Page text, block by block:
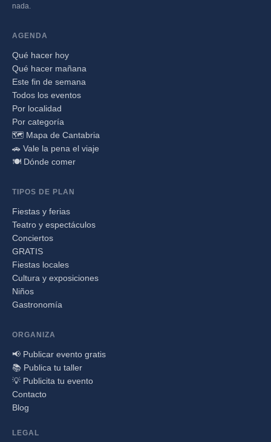
nada.
AGENDA
Qué hacer hoy
Qué hacer mañana
Este fin de semana
Todos los eventos
Por localidad
Por categoría
🗺️ Mapa de Cantabria
🚗 Vale la pena el viaje
🍽️ Dónde comer
TIPOS DE PLAN
Fiestas y ferias
Teatro y espectáculos
Conciertos
GRATIS
Fiestas locales
Cultura y exposiciones
Niños
Gastronomía
ORGANIZA
📢 Publicar evento gratis
📚 Publica tu taller
💡 Publicita tu evento
Contacto
Blog
LEGAL